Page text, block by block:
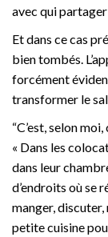
avec qui
Et dans ce cas
bien tombés.
forcément
transformer le
“C’est, selon
« Dans les
dans leur
d’endroits où se
manger, discuter,
petite cuisine